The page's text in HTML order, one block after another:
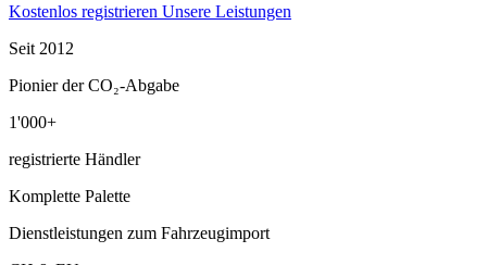
Kostenlos registrieren Unsere Leistungen
Seit 2012
Pionier der CO₂-Abgabe
1'000+
registrierte Händler
Komplette Palette
Dienstleistungen zum Fahrzeugimport